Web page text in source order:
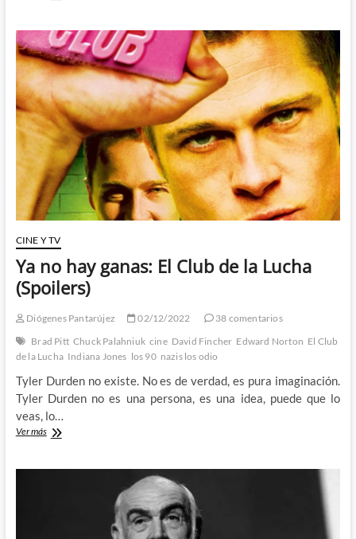
yo
que
sé
que
más:
Estrenos
de
Cine
2023
(II)
CINE Y TV
Ya no hay ganas: El Club de la Lucha
(Spoilers)
Diógenes Pantarújez 02/12/2022
38 comentarios
Brad Pitt Chuck Palahniuk cine David Fincher Edward Norton El Club
de la Lucha Indiana Jones los 90 nazis los odio
Tyler Durden no existe. No es de verdad, es pura imaginación.
Tyler Durden no es una persona, es una idea, puede que lo
veas, lo…
Ver másYa